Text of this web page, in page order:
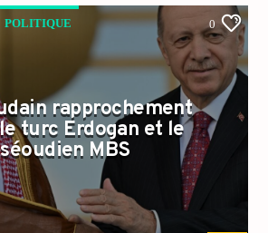
POLITIQUE 0
rapprochement
turc Erdogan et le
séoudien MBS